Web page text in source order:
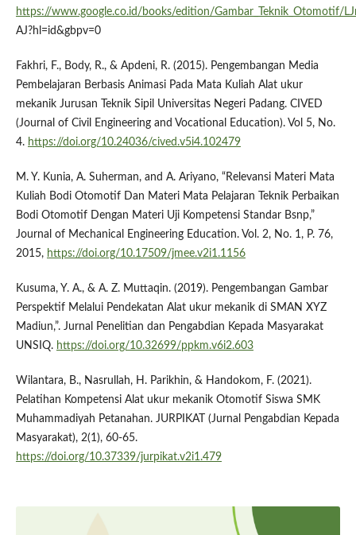
https://www.google.co.id/books/edition/Gambar_Teknik_Otomotif/
AJ?hl=id&gbpv=0
Fakhri, F., Body, R., & Apdeni, R. (2015). Pengembangan Media
Pembelajaran Berbasis Animasi Pada Mata Kuliah Alat ukur
mekanik Jurusan Teknik Sipil Universitas Negeri Padang. CIVED
(Journal of Civil Engineering and Vocational Education). Vol 5, No.
4. https://doi.org/10.24036/cived.v5i4.102479
M. Y. Kunia, A. Suherman, and A. Ariyano, “Relevansi Materi Mata
Kuliah Bodi Otomotif Dan Materi Mata Pelajaran Teknik Perbaikan
Bodi Otomotif Dengan Materi Uji Kompetensi Standar Bsnp,”
Journal of Mechanical Engineering Education. Vol. 2, No. 1, P. 76,
2015, https://doi.org/10.17509/jmee.v2i1.1156
Kusuma, Y. A., & A. Z. Muttaqin. (2019). Pengembangan Gambar
Perspektif Melalui Pendekatan Alat ukur mekanik di SMAN XYZ
Madiun,”. Jurnal Penelitian dan Pengabdian Kepada Masyarakat
UNSIQ. https://doi.org/10.32699/ppkm.v6i2.603
Wilantara, B., Nasrullah, H. Parikhin, & Handokom, F. (2021).
Pelatihan Kompetensi Alat ukur mekanik Otomotif Siswa SMK
Muhammadiyah Petanahan. JURPIKAT (Jurnal Pengabdian Kepada
Masyarakat), 2(1), 60-65.
https://doi.org/10.37339/jurpikat.v2i1.479